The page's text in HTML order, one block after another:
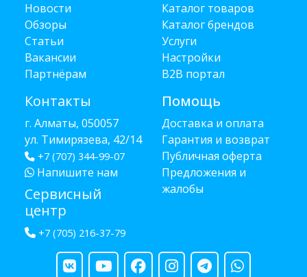
Новости
Обзоры
Статьи
Вакансии
Партнёрам
Контакты
г. Алматы, 050057
ул. Тимирязева, 42/14
+7 (707) 344-99-07
Напишите нам
Сервисный
центр
+7 (705) 216-37-79
Каталог товаров
Каталог брендов
Услуги
Настройки
B2B портал
Помощь
Доставка и оплата
Гарантия и возврат
Публичная оферта
Предложения и
жалобы